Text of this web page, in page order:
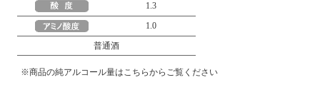
1.3
1.0
普通酒
※商品の純アルコール量はこちらからご覧ください